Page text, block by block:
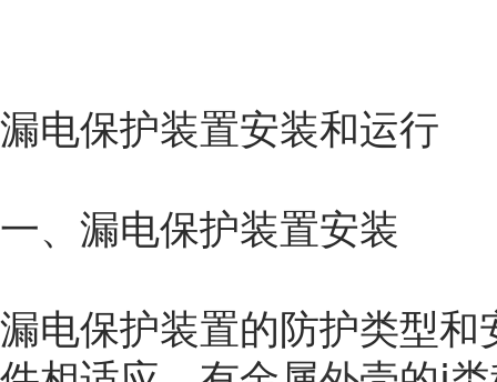
漏电保护装置安装和运行
一、漏电保护装置安装
漏电保护装置的防护类型